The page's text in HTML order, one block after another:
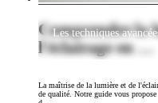
Comprendre la
l'éclairage en …
La maîtrise de la lumière et de
de qualité. Notre guide vous
Les techniques